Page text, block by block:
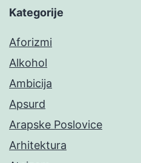
Kategorije
Aforizmi
Alkohol
Ambicija
Apsurd
Arapske Poslovice
Arhitektura